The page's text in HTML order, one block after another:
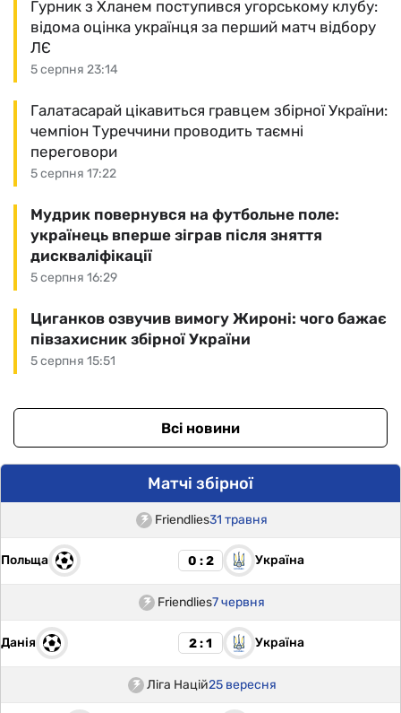
5 серпня 23:14
Гурник з Хланем поступився угорському клубу:
відома оцінка українця за перший матч відбору
ЛЄ
5 серпня 17:22
Галатасарай цікавиться гравцем збірної України:
чемпіон Туреччини проводить таємні
переговори
5 серпня 16:29
Мудрик повернувся на футбольне поле:
українець вперше зіграв після зняття
дискваліфікації
5 серпня 15:51
Циганков озвучив вимогу Жироні: чого бажає
півзахисник збірної України
Всі новини
Матчі збірної
Friendlies31 травня
Польща 0 : 2 Україна
Friendlies7 червня
Данія 2 : 1 Україна
Ліга Націй25 вересня